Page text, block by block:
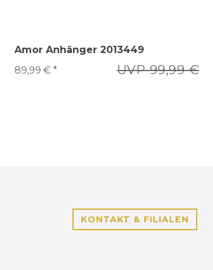
Amor Anhänger 2013449
UVP 99,99 €
89,99 € *
KONTAKT & FILIALEN